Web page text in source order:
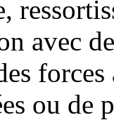
avec
ou de